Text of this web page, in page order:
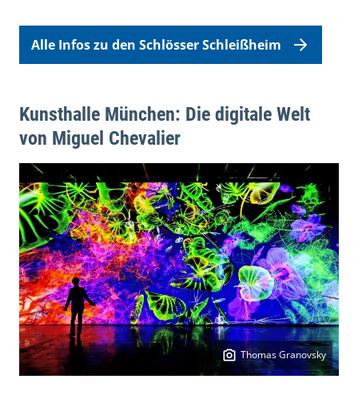
Alle Infos zu den Schlösser Schleißheim
Kunsthalle München: Die digitale Welt
von Miguel Chevalier
Thomas Granovsky